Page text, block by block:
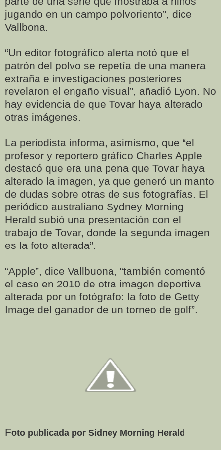
jugando en un campo polvoriento”, dice
Vallbona.
“Un editor fotográfico alerta notó que el
patrón del polvo se repetía de una manera
extraña e investigaciones posteriores
revelaron el engaño visual”, añadió Lyon. No
hay evidencia de que Tovar haya alterado
otras imágenes.
La periodista informa, asimismo, que “el
profesor y reportero gráfico Charles Apple
destacó que era una pena que Tovar haya
alterado la imagen, ya que generó un manto
de dudas sobre otras de sus fotografías. El
periódico australiano Sydney Morning
Herald subió una presentación con el
trabajo de Tovar, donde la segunda imagen
es la foto alterada”.
“Apple”, dice Vallbuona, “también comentó
el caso en 2010 de otra imagen deportiva
alterada por un fotógrafo: la foto de Getty
Image del ganador de un torneo de golf”.
Foto publicada por Sidney Morning Herald